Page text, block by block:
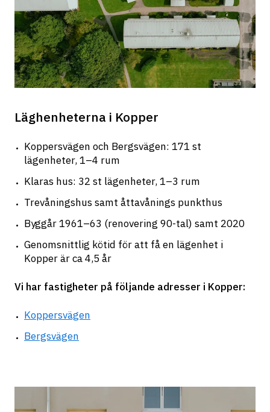
Läghenheterna i Kopper
Koppersvägen och Bergsvägen: 171 st
lägenheter, 1–4 rum
Klaras hus: 32 st lägenheter, 1–3 rum
Trevåningshus samt åttavånings punkthus
Byggår 1961–63 (renovering 90-tal) samt 2020
Genomsnittlig kötid för att få en lägenhet i
Kopper är ca 4,5 år
Vi har fastigheter på följande adresser i Kopper:
Koppersvägen
Bergsvägen